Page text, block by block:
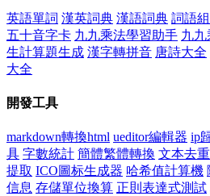
英語單詞 漢英詞典 漢語詞典 詞語
五十音字卡 九九乘法學習助手 九九
生計算題生成 漢字轉拼音 唐詩大全
大全
開發工具
markdown轉換html ueditor編輯器 ip
具 字數統計 簡體繁體轉換 文本去重
提取 ICO圖标生成器 哈希值計算機
信息 存儲單位換算 正則表達式測試